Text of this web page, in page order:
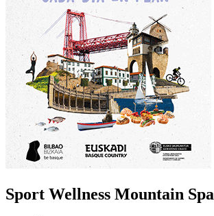
Sport Wellness Mountain Spa